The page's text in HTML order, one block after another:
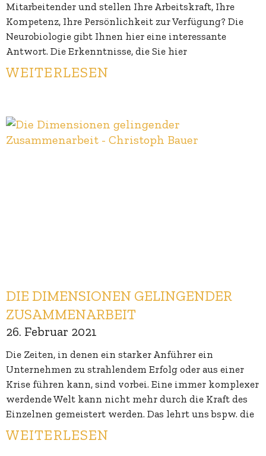
Mitarbeitender und stellen Ihre Arbeitskraft, Ihre
Kompetenz, Ihre Persönlichkeit zur Verfügung? Die
Neurobiologie gibt Ihnen hier eine interessante
Antwort. Die Erkenntnisse, die Sie hier
WEITERLESEN
DIE DIMENSIONEN GELINGENDER
ZUSAMMENARBEIT
26. Februar 2021
Die Zeiten, in denen ein starker Anführer ein
Unternehmen zu strahlendem Erfolg oder aus einer
Krise führen kann, sind vorbei. Eine immer komplexer
werdende Welt kann nicht mehr durch die Kraft des
Einzelnen gemeistert werden. Das lehrt uns bspw. die
WEITERLESEN